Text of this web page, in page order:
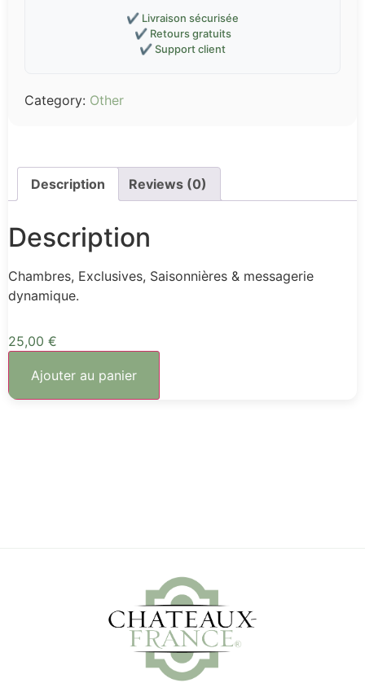
✔️ Livraison sécurisée
✔️ Retours gratuits
✔️ Support client
Category: Other
Description Reviews (0)
Description
Chambres, Exclusives, Saisonnières & messagerie
dynamique.
25,00 €
Ajouter au panier